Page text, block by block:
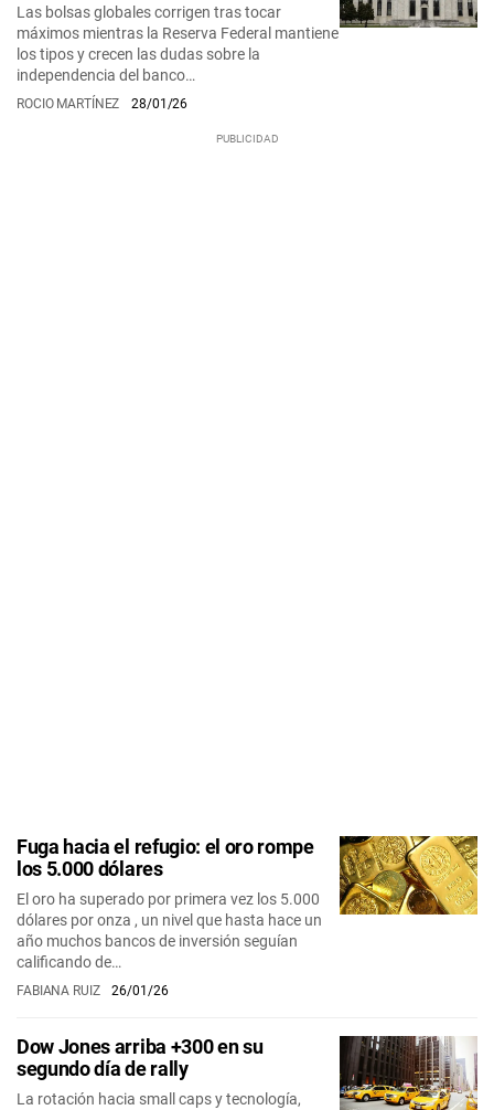
Las bolsas globales corrigen tras tocar
máximos mientras la Reserva Federal mantiene
los tipos y crecen las dudas sobre la
independencia del banco…
ROCIO MARTÍNEZ 28/01/26
Fuga hacia el refugio: el oro rompe
los 5.000 dólares
El oro ha superado por primera vez los 5.000
dólares por onza , un nivel que hasta hace un
año muchos bancos de inversión seguían
calificando de…
FABIANA RUIZ 26/01/26
Dow Jones arriba +300 en su
segundo día de rally
La rotación hacia small caps y tecnología,